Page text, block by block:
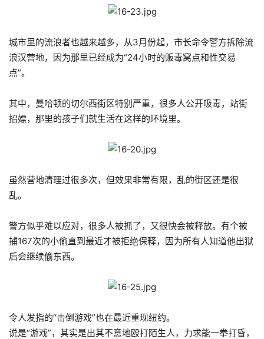
城市里的流浪者也越来越多，从3月份起，市长命令警方拆除流
浪汉营地，因为那里已经成为“24小时的贩毒窝点和性交易
点”。
其中，曼哈顿的切尔西街区特别严重，很多人公开吸毒，站街
招嫖，那里的孩子们就生活在这样的环境里。
虽然营地清理过很多次，但效果非常有限，乱的街区还是很
乱。
警方似乎难以应对，很多人被抓了，又很快会被释放。有个被
捕167次的小偷直到最近才被拒绝保释，因为所有人知道他出狱
后会继续偷东西。
令人发指的“击倒游戏”也在最近重现纽约。
说是“游戏”，其实是出其不意地殴打陌生人，力求能一拳打昏，